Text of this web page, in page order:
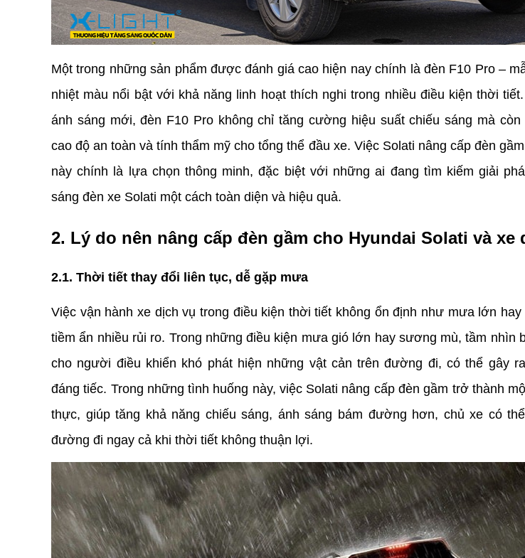
Một trong những sản phẩm được đánh giá cao hiện nay chính là đèn F10 Pro –
nhiệt màu nổi bật với khả năng linh hoạt thích nghi trong nhiều điều kiện thời
ánh sáng mới, đèn F10 Pro không chỉ tăng cường hiệu suất chiếu sáng mà còn
cao độ an toàn và tính thẩm mỹ cho tổng thể đầu xe. Việc Solati nâng cấp đèn
này chính là lựa chọn thông minh, đặc biệt với những ai đang tìm kiếm giải
sáng đèn xe Solati một cách toàn diện và hiệu quả.
2. Lý do nên nâng cấp đèn gầm cho Hyundai Solati và xe
2.1. Thời tiết thay đổi liên tục, dễ gặp mưa
Việc vận hành xe dịch vụ trong điều kiện thời tiết không ổn định như mưa lớn
tiềm ẩn nhiều rủi ro. Trong những điều kiện mưa gió lớn hay sương mù, tầm nhìn
cho người điều khiển khó phát hiện những vật cản trên đường đi, có thể gây
đáng tiếc. Trong những tình huống này, việc Solati nâng cấp đèn gầm trở thành
thực, giúp tăng khả năng chiếu sáng, ánh sáng bám đường hơn, chủ xe có
đường đi ngay cả khi thời tiết không thuận lợi.